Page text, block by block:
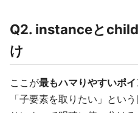
Q2. instanceと
け
ここが最もハマりやすいポイ
「子要素を取りたい」とい